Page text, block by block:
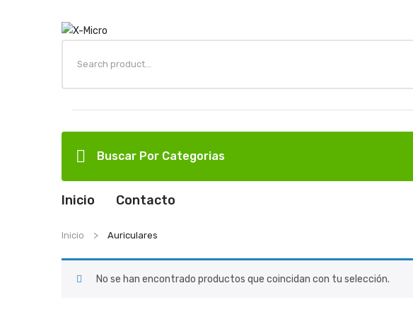
Buscar Por Categorias
Inicio Contacto
Inicio Auriculares
No se han encontrado productos que coincidan con tu selección.